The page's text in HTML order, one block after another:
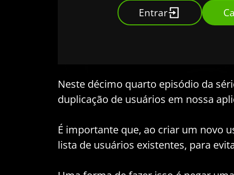
Entrar
Neste décimo quarto episódio da
duplicação de usuários em nossa
É importante que, ao criar um novo
lista de usuários existentes, para